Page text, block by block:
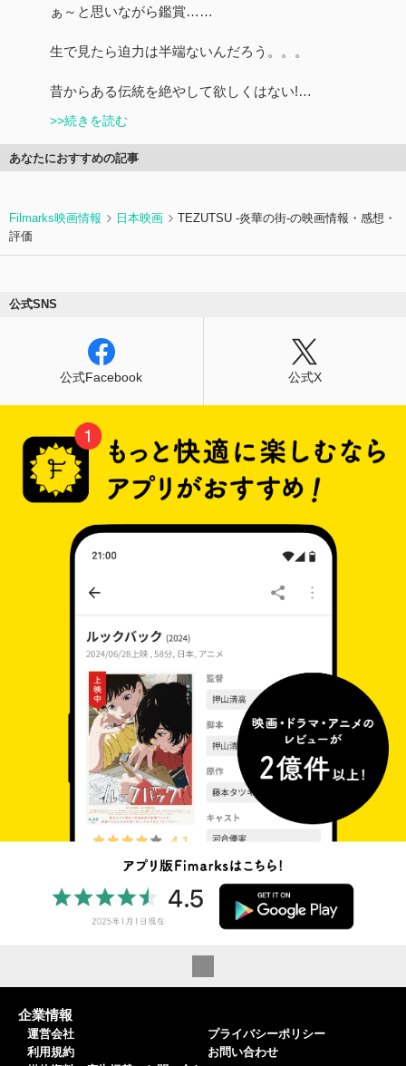
ぁ～と思いながら鑑賞……
生で見たら迫力は半端ないんだろう。。。
昔からある伝統を絶やして欲しくはない!…
>>続きを読む
あなたにおすすめの記事
Filmarks映画情報 日本映画
TEZUTSU -炎華の街-の映画情報・感想・
評価
公式SNS
公式Facebook 公式X
企業情報
運営会社
利用規約
プライバシーポリシー
お問い合わせ